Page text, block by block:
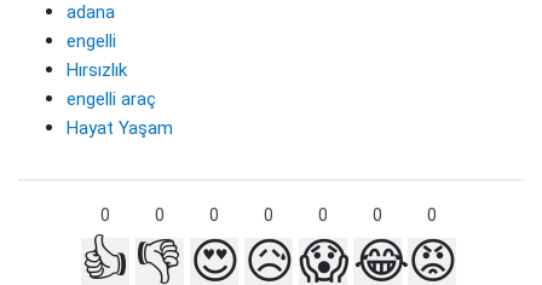
adana
engelli
Hırsızlık
engelli araç
Hayat Yaşam
0 0 0 0 0 0 0
👍 👎 😍😥😱😂😡